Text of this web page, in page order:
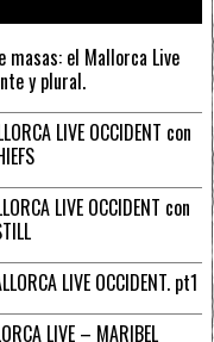
masas: el Mallorca Live
y plural.
LIVE OCCIDENT con
LIVE OCCIDENT con
LIVE OCCIDENT. pt1
LIVE – MARIBEL